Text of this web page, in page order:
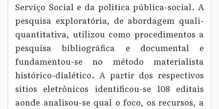
Serviço Social e da política pública-social. A
pesquisa exploratória, de abordagem quali-
quantitativa, utilizou como procedimentos a
pesquisa bibliográfica e documental e
fundamentou-se no método materialista
histórico-dialético. A partir dos respectivos
sítios eletrônicos identificou-se 108 editais
aonde analisou-se qual o foco, os recursos, a